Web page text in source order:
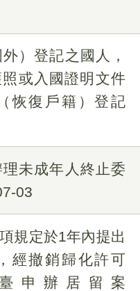
）登記之國人，
或入國證明文件
恢復戶籍）登記
未成年人終止委
03
規定於1年內提出
經撤銷歸化許可
申辦居留案